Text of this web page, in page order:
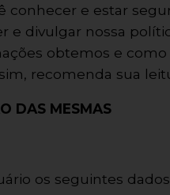
e estar
e divulgar nossa
obtemos e como
recomenda sua
DAS MESMAS
os seguintes